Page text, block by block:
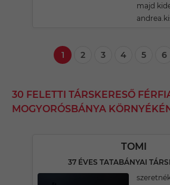
majd
1 2 3 4 5 6
30 FELETTI TÁRSKERESŐ
MOGYORÓSBÁNYA
TOMI
37 ÉVES TATABÁNYAI